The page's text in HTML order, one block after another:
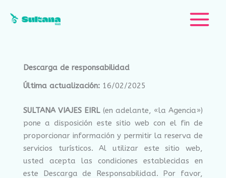
Descarga de responsabilidad
Última actualización: 16/02/2025
SULTANA VIAJES EIRL(en adelante, «la Agencia»)
pone a disposición este sitio web con el fin de
proporcionar información y permitir la reserva de
servicios turísticos. Al utilizar este sitio web,
usted acepta las condiciones establecidas en
este Descarga de Responsabilidad. Por favor,